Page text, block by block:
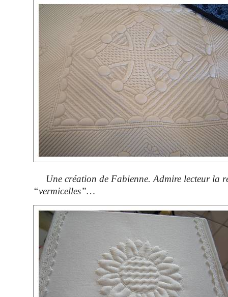
Une création de Fabienne. Admire lecteur la
“vermicelles”…